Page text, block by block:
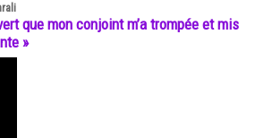
que mon conjoint m’a trompée et mis
»